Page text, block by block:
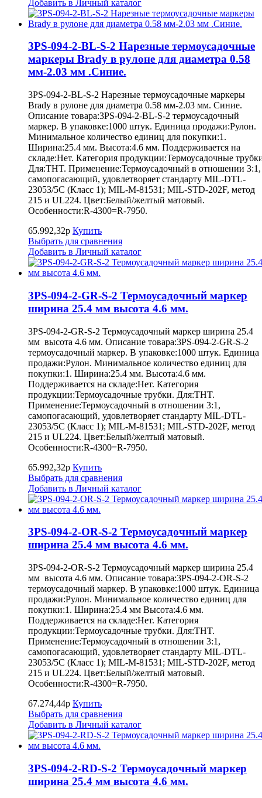
Добавить в Личный каталог
3PS-094-2-BL-S-2 Нарезные термоусадочные
маркеры Brady в рулоне для диаметра 0.58
мм-2.03 мм .Синие.
3PS-094-2-BL-S-2 Нарезные термоусадочные маркеры
Brady в рулоне для диаметра 0.58 мм-2.03 мм. Синие.
Описание товара:3PS-094-2-BL-S-2 термоусадочный
маркер. В упаковке:1000 штук. Единица продажи:Рулон.
Минимальное количество единиц для покупки:1.
Ширина:25.4 мм. Высота:4.6 мм. Поддерживается на
складе:Нет. Категория продукции:Термоусадочные
Для:THT. Применение:Термоусадочный в отношении 3:1,
самопогасающий, удовлетворяет стандарту MIL-DTL-
23053/5C (Класс 1); MIL-M-81531; MIL-STD-202F, метод
215 и UL224. Цвет:Белый/желтый матовый.
Особенности:R-4300=R-7950.
65.992,32р Купить
Выбрать для сравнения
Добавить в Личный каталог
3PS-094-2-GR-S-2 Термоусадочный маркер
ширина 25.4 мм высота 4.6 мм.
3PS-094-2-GR-S-2 Термоусадочный маркер ширина 25.4
мм высота 4.6 мм. Описание товара:3PS-094-2-GR-S-2
термоусадочный маркер. В упаковке:1000 штук. Единица
продажи:Рулон. Минимальное количество единиц для
покупки:1. Ширина:25.4 мм. Высота:4.6 мм.
Поддерживается на складе:Нет. Категория
продукции:Термоусадочные трубки. Для:THT.
Применение:Термоусадочный в отношении 3:1,
самопогасающий, удовлетворяет стандарту MIL-DTL-
23053/5C (Класс 1); MIL-M-81531; MIL-STD-202F, метод
215 и UL224. Цвет:Белый/желтый матовый.
Особенности:R-4300=R-7950.
65.992,32р Купить
Выбрать для сравнения
Добавить в Личный каталог
3PS-094-2-OR-S-2 Термоусадочный маркер
ширина 25.4 мм высота 4.6 мм.
3PS-094-2-OR-S-2 Термоусадочный маркер ширина 25.4
мм высота 4.6 мм. Описание товара:3PS-094-2-OR-S-2
термоусадочный маркер. В упаковке:1000 штук. Единица
продажи:Рулон. Минимальное количество единиц для
покупки:1. Ширина:25.4 мм Высота:4.6 мм.
Поддерживается на складе:Нет. Категория
продукции:Термоусадочные трубки. Для:THT.
Применение:Термоусадочный в отношении 3:1,
самопогасающий, удовлетворяет стандарту MIL-DTL-
23053/5C (Класс 1); MIL-M-81531; MIL-STD-202F, метод
215 и UL224. Цвет:Белый/желтый матовый.
Особенности:R-4300=R-7950.
67.274,44р Купить
Выбрать для сравнения
Добавить в Личный каталог
3PS-094-2-RD-S-2 Термоусадочный маркер
ширина 25.4 мм высота 4.6 мм.